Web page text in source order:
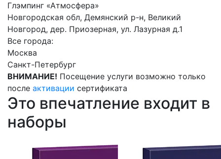
Глэмпинг «Атмосфера»
Новгородская обл, Демянский р-н, Великий
Новгород, дер. Приозерная, ул. Лазурная д.1
Все города:
Москва
Санкт-Петербург
ВНИМАНИЕ! Посещение услуги возможно только
после активации сертификата
Это впечатление входит в
наборы